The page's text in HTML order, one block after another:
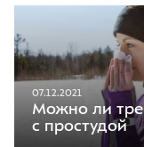
07.12.2021
Можно ли
с простудой